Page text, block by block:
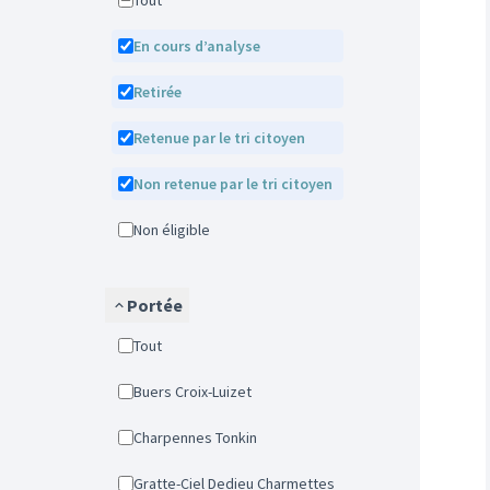
En cours d’analyse
Retirée
Retenue par le tri citoyen
Non retenue par le tri citoyen
Non éligible
Portée
Tout
Buers Croix-Luizet
Charpennes Tonkin
Gratte-Ciel Dedieu Charmettes